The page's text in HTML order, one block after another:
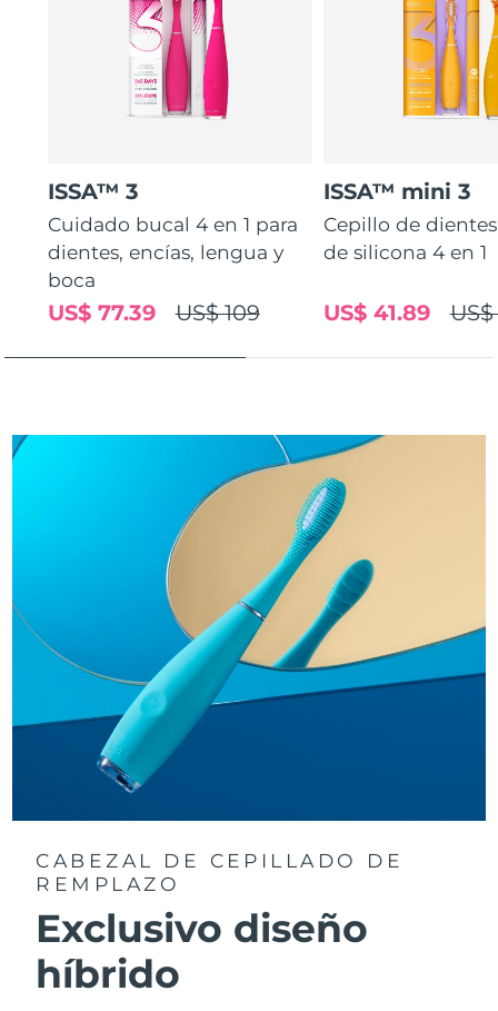
ISSA™ 3
Cuidado bucal 4 en 1 para
dientes, encías, lengua y
boca
US$ 109
US$ 77.39
ISSA™ mini 3
Cepillo de
de silicona 4 en 1
US$ 41.89
CABEZAL DE CEPILLADO DE
REMPLAZO
Exclusivo diseño
híbrido
Entrega prevista8/12/26
Emiratos Árabes
8/12/26
Estados Unidos Entrega prevista8/12/26
Uzbekistán
Vietnam Entrega prevista8/17/26